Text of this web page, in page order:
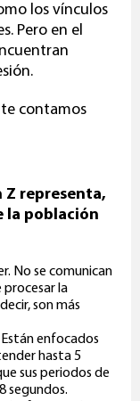
los vínculos
Pero en el
te contamos
Z representa,
la población
No se comunican
la
son más
Están enfocados
hasta 5
sus periodos de
segundos.